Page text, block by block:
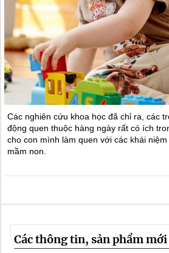
Các nghiên cứu khoa học đã chỉ ra, các
động quen thuộc hàng ngày rất có ích
cho con mình làm quen với các khái
mầm non.
Các thông tin, sản phẩm